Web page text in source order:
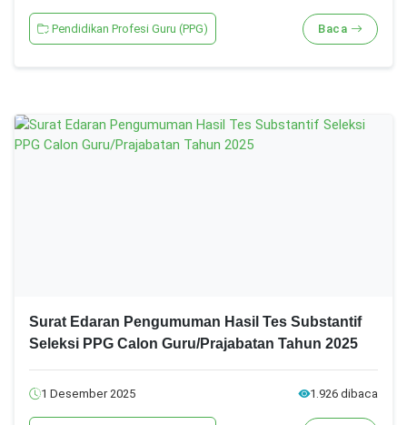
Pendidikan Profesi Guru (PPG) Baca
Surat Edaran Pengumuman Hasil Tes Substantif
Seleksi PPG Calon Guru/Prajabatan Tahun 2025
1 Desember 2025 1.926 dibaca